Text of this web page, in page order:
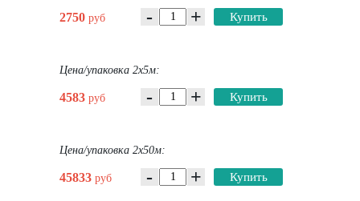
2750 руб - + Купить
Цена/упаковка 2х5м:
4583 руб - + Купить
Цена/упаковка 2х50м:
45833 руб - + Купить